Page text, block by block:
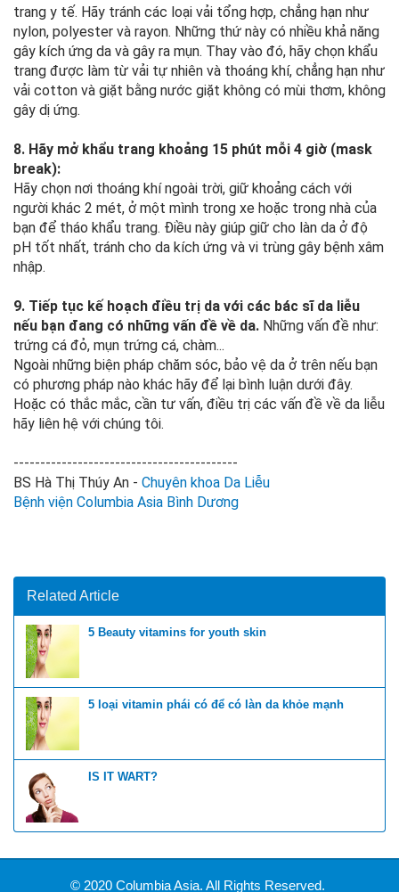
trang y tế. Hãy tránh các loại vải tổng hợp, chẳng hạn như
nylon, polyester và rayon. Những thứ này có nhiều khả năng
gây kích ứng da và gây ra mụn. Thay vào đó, hãy chọn khẩu
trang được làm từ vải tự nhiên và thoáng khí, chẳng hạn như
vải cotton và giặt bằng nước giặt không có mùi thơm, không
gây dị ứng.
8. Hãy mở khẩu trang khoảng 15 phút mỗi 4 giờ (mask
break):
Hãy chọn nơi thoáng khí ngoài trời, giữ khoảng cách với
người khác 2 mét, ở một mình trong xe hoặc trong nhà của
bạn để tháo khẩu trang. Điều này giúp giữ cho làn da ở độ
pH tốt nhất, tránh cho da kích ứng và vi trùng gây bệnh xâm
nhập.
9. Tiếp tục kế hoạch điều trị da với các bác sĩ da liễu
nếu bạn đang có những vấn đề về da. Những vấn đề như:
trứng cá đỏ, mụn trứng cá, chàm...
Ngoài những biện pháp chăm sóc, bảo vệ da ở trên nếu bạn
có phương pháp nào khác hãy để lại bình luận dưới đây.
Hoặc có thắc mắc, cần tư vấn, điều trị các vấn đề về da liễu
hãy liên hệ với chúng tôi.
------------------------------------------
BS Hà Thị Thúy An - Chuyên khoa Da Liễu
Bệnh viện Columbia Asia Bình Dương
Related Article
5 Beauty vitamins for youth skin
5 loại vitamin phái có để có làn da khỏe mạnh
IS IT WART?
© 2020 Columbia Asia. All Rights Reserved.